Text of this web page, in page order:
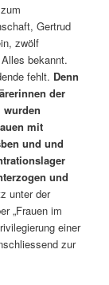
Gertrud
zwölf
bekannt.
fehlt. Denn
der
wurden
mit
und und
und
unter der
„Frauen im
einer
zur